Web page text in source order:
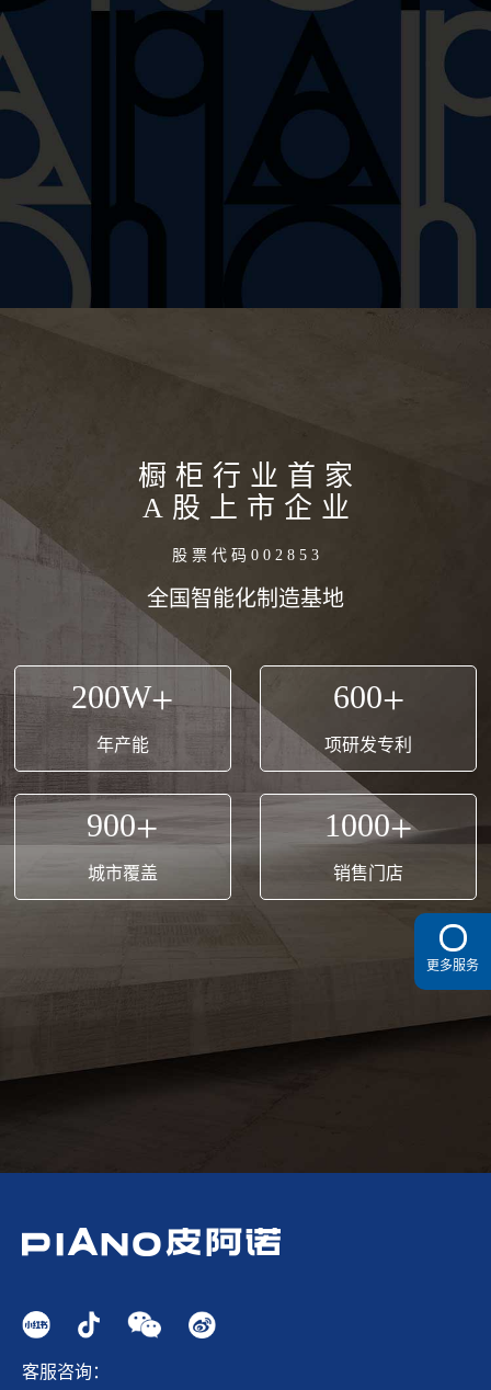
橱 柜 行 业 首 家
A 股 上 市 企 业
股 票 代 码 0 0 2 8 5 3
全国 智能化制 造基地
200W+
年产能
600+
项研发专利
900+
城市覆盖
1000+
销售门店
客服咨询：
更多服务